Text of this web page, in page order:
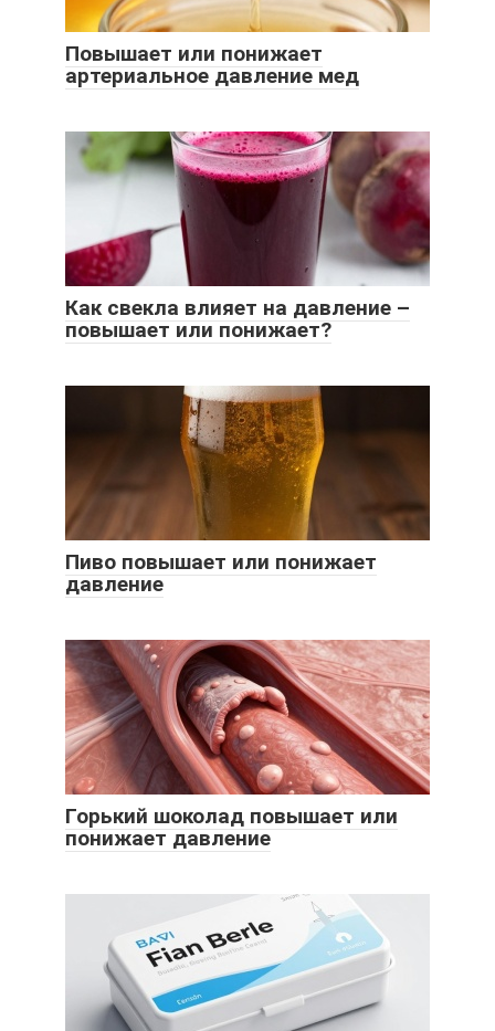
Повышает или понижает
артериальное давление мед
Как свекла влияет на давление –
повышает или понижает?
Пиво повышает или понижает
давление
Горький шоколад повышает или
понижает давление